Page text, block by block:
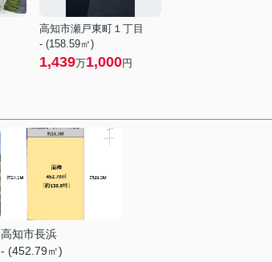
高知市瀬戸東町１丁目
- (158.59㎡)
1,439万1,000円
高知市長浜
- (452.79㎡)